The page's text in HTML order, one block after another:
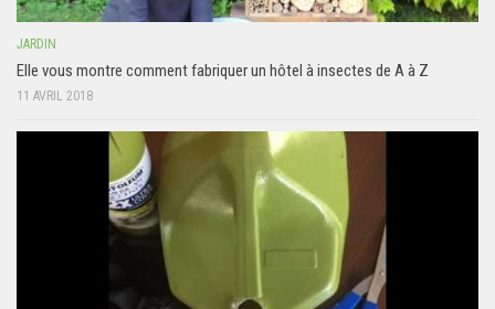
JARDIN
Elle vous montre comment fabriquer un hôtel à insectes de A à Z
11 AVRIL 2018